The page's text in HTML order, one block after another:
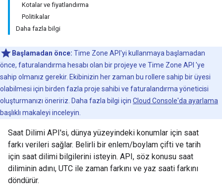
Kotalar ve fiyatlandırma
Politikalar
Daha fazla bilgi
Başlamadan önce: Time Zone API'yi kullanmaya başlamadan
önce, faturalandırma hesabı olan bir projeye ve Time Zone API 'ye
sahip olmanız gerekir. Ekibinizin her zaman bu rollere sahip bir üyesi
olabilmesi için birden fazla proje sahibi ve faturalandırma yöneticisi
oluşturmanızı öneririz. Daha fazla bilgi için Cloud Console'da ayarlama
başlıklı makaleyi inceleyin.
Saat Dilimi API'si, dünya yüzeyindeki konumlar için saat
farkı verileri sağlar. Belirli bir enlem/boylam çifti ve tarih
için saat dilimi bilgilerini isteyin. API, söz konusu saat
diliminin adını, UTC ile zaman farkını ve yaz saati farkını
döndürür.